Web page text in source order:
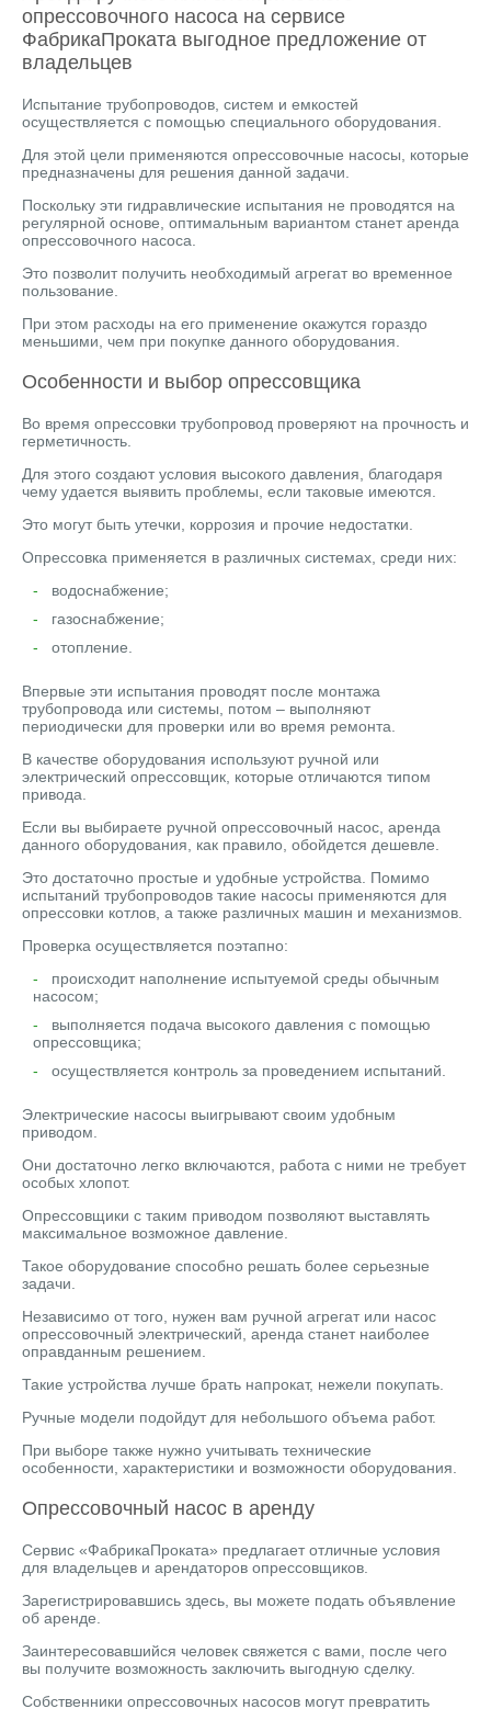
опрессовочного насоса на сервисе
ФабрикаПроката выгодное предложение от
владельцев
Испытание трубопроводов, систем и емкостей
осуществляется с помощью специального оборудования.
Для этой цели применяются опрессовочные насосы, которые
предназначены для решения данной задачи.
Поскольку эти гидравлические испытания не проводятся на
регулярной основе, оптимальным вариантом станет аренда
опрессовочного насоса.
Это позволит получить необходимый агрегат во временное
пользование.
При этом расходы на его применение окажутся гораздо
меньшими, чем при покупке данного оборудования.
Особенности и выбор опрессовщика
Во время опрессовки трубопровод проверяют на прочность и
герметичность.
Для этого создают условия высокого давления, благодаря
чему удается выявить проблемы, если таковые имеются.
Это могут быть утечки, коррозия и прочие недостатки.
Опрессовка применяется в различных системах, среди них:
водоснабжение;
газоснабжение;
отопление.
Впервые эти испытания проводят после монтажа
трубопровода или системы, потом – выполняют
периодически для проверки или во время ремонта.
В качестве оборудования используют ручной или
электрический опрессовщик, которые отличаются типом
привода.
Если вы выбираете ручной опрессовочный насос, аренда
данного оборудования, как правило, обойдется дешевле.
Это достаточно простые и удобные устройства. Помимо
испытаний трубопроводов такие насосы применяются для
опрессовки котлов, а также различных машин и механизмов.
Проверка осуществляется поэтапно:
происходит наполнение испытуемой среды обычным
насосом;
выполняется подача высокого давления с помощью
опрессовщика;
осуществляется контроль за проведением испытаний.
Электрические насосы выигрывают своим удобным
приводом.
Они достаточно легко включаются, работа с ними не требует
особых хлопот.
Опрессовщики с таким приводом позволяют выставлять
максимальное возможное давление.
Такое оборудование способно решать более серьезные
задачи.
Независимо от того, нужен вам ручной агрегат или насос
опрессовочный электрический, аренда станет наиболее
оправданным решением.
Такие устройства лучше брать напрокат, нежели покупать.
Ручные модели подойдут для небольшого объема работ.
При выборе также нужно учитывать технические
особенности, характеристики и возможности оборудования.
Опрессовочный насос в аренду
Сервис «ФабрикаПроката» предлагает отличные условия
для владельцев и арендаторов опрессовщиков.
Зарегистрировавшись здесь, вы можете подать объявление
об аренде.
Заинтересовавшийся человек свяжется с вами, после чего
вы получите возможность заключить выгодную сделку.
Собственники опрессовочных насосов могут превратить